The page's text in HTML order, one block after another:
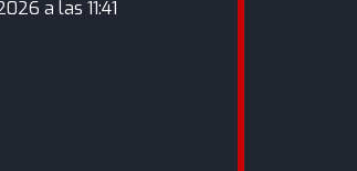
a las 11:41